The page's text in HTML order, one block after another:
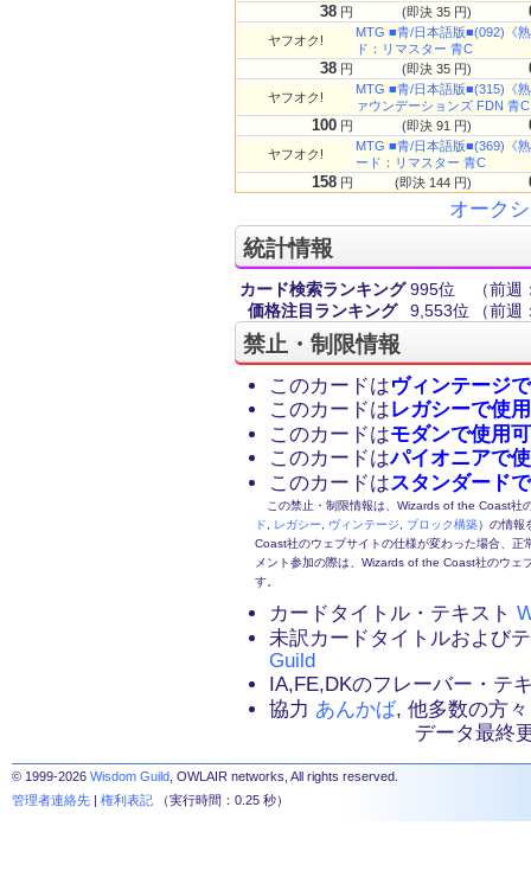
38 円 (即決 35 円)
ヤフオク!
MTG ■青/日本語版■(092)《
ド：リマスター 青C
38 円 (即決 35 円)
ヤフオク!
MTG ■青/日本語版■(315)《
ァウンデーションズ FDN 青C
100 円 (即決 91 円)
ヤフオク!
MTG ■青/日本語版■(369)《
ード：リマスター 青C
158 円 (即決 144 円)
オーク
統計情報
カード検索ランキング 995位
（前
価格注目ランキング
9,553位 （前
禁止・制限情報
このカードはヴィンテージ
このカードはレガシーで使
このカードはモダンで使用
このカードはパイオニアで
このカードはスタンダード
この禁止・制限情報は、Wizards of the Coast社
ド
レガシー ヴィンテージ ブロック構築）の情報
Coast社のウェブサイトの仕様が変わった場合、
メント参加の際は、Wizards of the Coast社のウェ
す。
カードタイトル・テキスト
未訳カードタイトルおよび
Guild
IA,FE,DKのフレーバー・テ
協力 あんかば, 他多数の方々
データ最終
© 1999-2026 Wisdom Guild , OWLAIR networks, All rights reserved.
管理者連絡先 | 権利表記 （実行時間：0.25 秒）